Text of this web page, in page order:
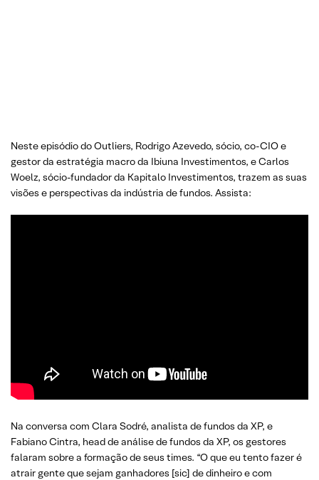
Neste episódio do Outliers, Rodrigo Azevedo, sócio, co-CIO e
gestor da estratégia macro da Ibiuna Investimentos, e Carlos
Woelz, sócio-fundador da Kapitalo Investimentos, trazem as suas
visões e perspectivas da indústria de fundos. Assista:
Na conversa com Clara Sodré, analista de fundos da XP, e
Fabiano Cintra, head de análise de fundos da XP, os gestores
falaram sobre a formação de seus times. “O que eu tento fazer é
atrair gente que sejam ganhadores [sic] de dinheiro e com